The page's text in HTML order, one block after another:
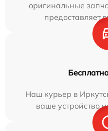
оригинальные
предоставляет
Наш курьер в
ваше устройство